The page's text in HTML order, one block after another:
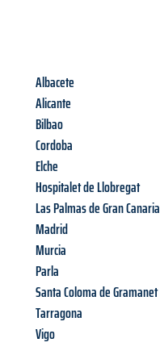
Albacete
Alicante
Bilbao
Cordoba
Elche
Hospitalet de Llobregat
Las Palmas de Gran Canaria
Madrid
Murcia
Parla
Santa Coloma de Gramanet
Tarragona
Vigo